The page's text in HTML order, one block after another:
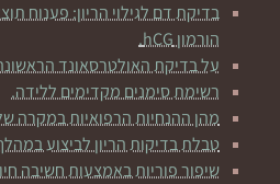
בדיקת דם לגילוי הריון: פענוח
הורמון hCG.
על בדיקת האולטרסאונד
רשימת סימנים מקדימים ללידה.
מהן ההנחיות הרפואיות במקרה
טבלת בדיקות הריון לביצוע
שיפור פוריות באמצעות חשיבה